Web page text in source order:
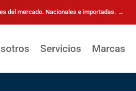
del mercado. Nacionales e importadas. →
Servicios Marcas